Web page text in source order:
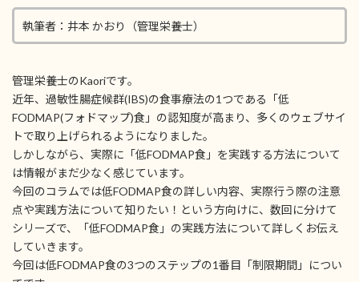
執筆者：井本 かおり（管理栄養士）
管理栄養士のKaoriです。
近年、過敏性腸症候群(IBS)の食事療法の1つである「低
FODMAP(フォドマップ)食」の認知度が高まり、多くのウェブサイ
トで取り上げられるようになりました。
しかしながら、実際に「低FODMAP食」を実践する方法について
は情報がまだ少なく感じています。
今回のコラムでは低FODMAP食の詳しい内容、実際行う際の注意
点や実践方法について知りたい！という方向けに、数回に分けて
シリーズで、「低FODMAP食」の実践方法について詳しくお伝え
していきます。
今回は低FODMAP食の3つのステップの1番目「制限期間」につい